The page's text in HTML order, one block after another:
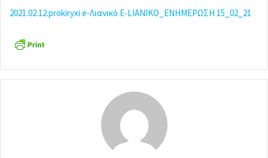
2021.02.12.prokiryxi e-Λιανικό E-LIANIKO_ΕΝΗΜΕΡΩΣΗ 15_02_21